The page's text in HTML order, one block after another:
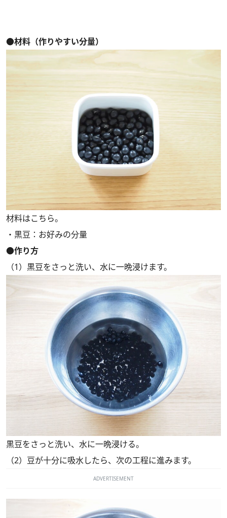
●材料（作りやすい分量）
材料はこちら。
・黒豆：お好みの分量
●作り方
（1）黒豆をさっと洗い、水に一晩浸けます。
黒豆をさっと洗い、水に一晩浸ける。
（2）豆が十分に吸水したら、次の工程に進みます。
ADVERTISEMENT